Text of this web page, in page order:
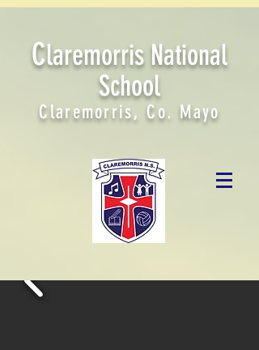
Claremorris National
School
Claremorris, Co. Mayo